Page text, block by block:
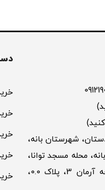
شهرستان بانه،
محله مسجد توانا،
میدان آزادی، کوچه آرمان 3، پلاک 0.0،